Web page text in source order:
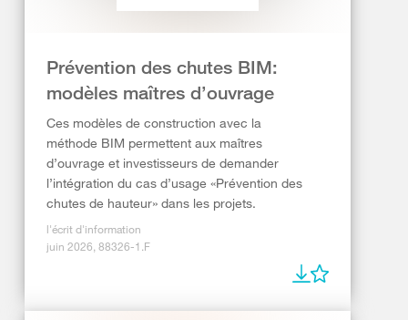
Prévention des chutes BIM:
modèles maîtres d’ouvrage
Ces modèles de construction avec la
méthode BIM permettent aux maîtres
d’ouvrage et investisseurs de demander
l’intégration du cas d’usage «Prévention des
chutes de hauteur» dans les projets.
l'écrit d'information
juin 2026, 88326-1.F